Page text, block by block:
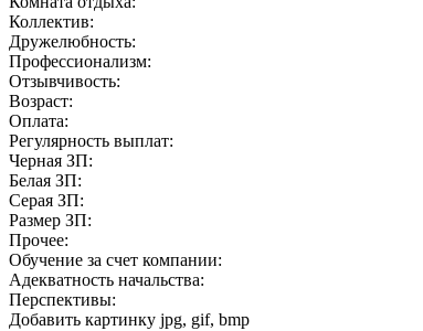
Коллектив:
Дружелюбность:
Профессионализм:
Отзывчивость:
Возраст:
Оплата:
Регулярность выплат:
Черная ЗП:
Белая ЗП:
Серая ЗП:
Размер ЗП:
Прочее:
Обучение за счет компании:
Адекватность начальства:
Перспективы:
Добавить картинку jpg, gif, bmp